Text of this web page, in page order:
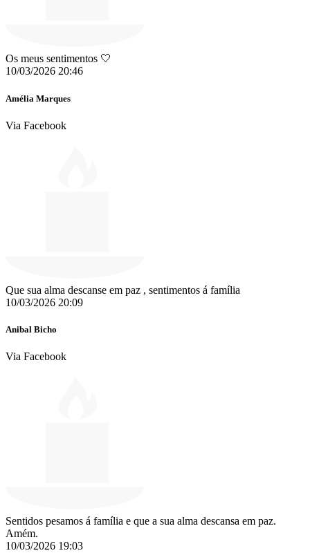
Os meus sentimentos 🤍
10/03/2026 20:46
Amélia Marques
Via Facebook
Que sua alma descanse em paz , sentimentos á família ️
10/03/2026 20:09
Anibal Bicho
Via Facebook
Sentidos pesamos á família e que a sua alma descansa em paz.
Amém.
10/03/2026 19:03